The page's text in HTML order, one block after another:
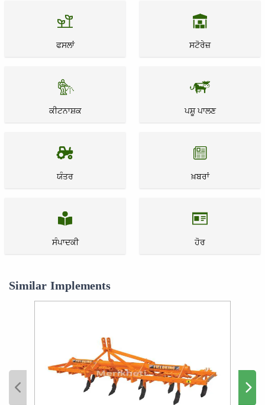
ਫਸਲਾਂ ਸਟੋਰੇਜ਼
ਕੀਟਨਾਸ਼ਕ ਪਸ਼ੂ ਪਾਲਣ
ਯੰਤਰ ਖ਼ਬਰਾਂ
ਸੰਪਾਦਕੀ ਹੋਰ
Similar Implements